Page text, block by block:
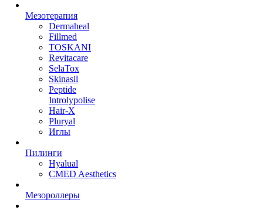
Мезотерапия
Dermaheal
Fillmed
TOSKANI
Revitacare
SelaTox
Skinasil
Peptide
Introlypolise
Hair-X
Pluryal
Иглы
Пилинги
Hyalual
CMED Aesthetics
Мезороллеры